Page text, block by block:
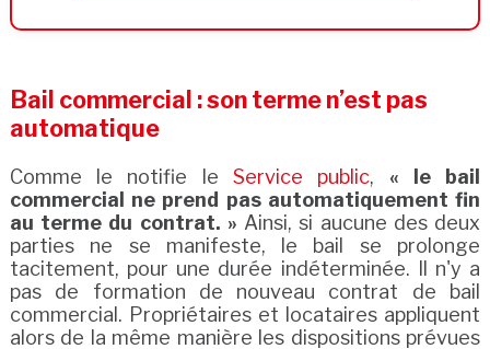
Bail commercial : son terme n’est pas
automatique
Comme le notifie le Service public, « le bail
commercial ne prend pas automatiquement fin
au terme du contrat. » Ainsi, si aucune des deux
parties ne se manifeste, le bail se prolonge
tacitement, pour une durée indéterminée. Il n'y a
pas de formation de nouveau contrat de bail
commercial. Propriétaires et locataires appliquent
alors de la même manière les dispositions prévues